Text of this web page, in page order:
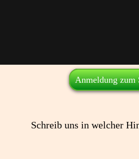
Anmeldung zum
Schreib uns in welcher